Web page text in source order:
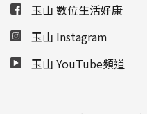
玉山 數位生活好康
玉山 Instagram
玉山 YouTube頻道